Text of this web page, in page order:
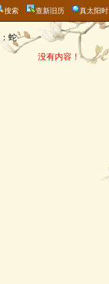
搜索 查新旧历 真太阳时
蛇
没有内容！